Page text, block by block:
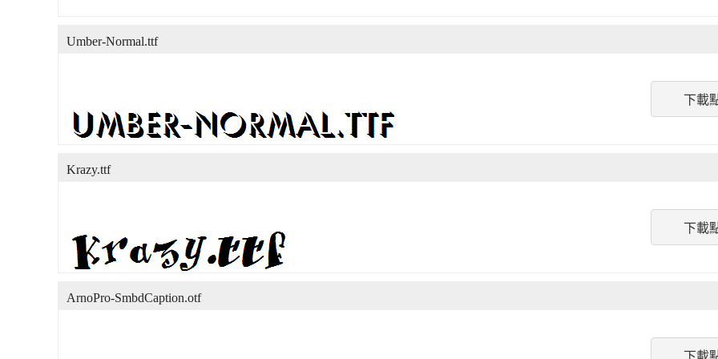
下載
Umber-Normal.ttf
下載
Krazy.ttf
下載
ArnoPro-SmbdCaption.otf